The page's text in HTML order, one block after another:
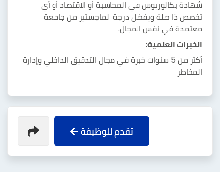
شهادة بكالوريوس في المحاسبةأو الاقتصاد أو أي
تخصص ذا صلة ويفضل درجة الماجستير من جامعة
معتمدة في نفس المجال.
الخبرات العلمية:
أكثر من 5 سنوات خبرة في مجال التدقيق الداخلي وإدارة
المخاطر
تقدم للوظيفة